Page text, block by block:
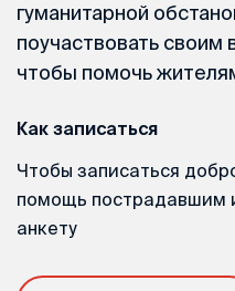
гуманитарной
поучаствовать
чтобы помочь
Как записаться
Чтобы записаться
помощь пострадавшим
анкету